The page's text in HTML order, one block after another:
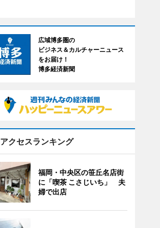
広域博多圏の
ビジネス＆カルチャーニュース
をお届け！
博多経済新聞
アクセスランキング
福岡・中央区の笹丘名店街
に「喫茶 こさじいち」 夫
婦で出店